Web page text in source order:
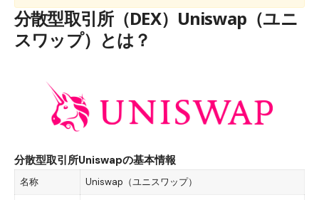
分散型取引所（DEX）Uniswap（ユニ
スワップ）とは？
分散型取引所Uniswapの基本情報
名称 Uniswap（ユニスワップ）